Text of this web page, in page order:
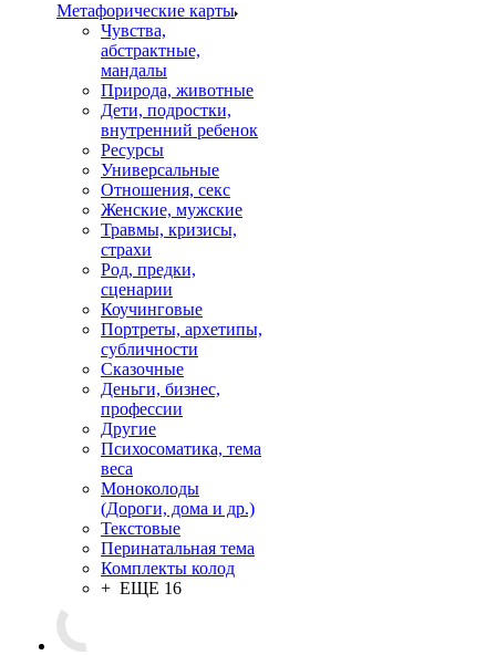
Mетафорические карты
Чувства,
абстрактные,
мандалы
Природа, животные
Дети, подростки,
внутренний ребенок
Ресурсы
Универсальные
Отношения, секс
Женские, мужские
Травмы, кризисы,
страхи
Род, предки,
сценарии
Коучинговые
Портреты, архетипы,
субличности
Сказочные
Деньги, бизнес,
профессии
Другие
Психосоматика, тема
веса
Моноколоды
(Дороги, дома и др.)
Текстовые
Перинатальная тема
Комплекты колод
+ ЕЩЕ 16